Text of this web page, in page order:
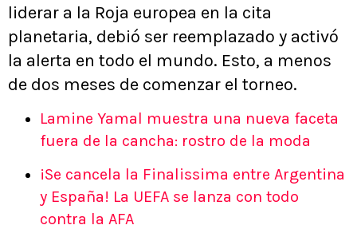
liderar a la Roja europea en la cita
planetaria, debió ser reemplazado y activó
la alerta en todo el mundo. Esto, a menos
de dos meses de comenzar el torneo.
Lamine Yamal muestra una nueva faceta
fuera de la cancha: rostro de la moda
¡Se cancela la Finalissima entre Argentina
y España! La UEFA se lanza con todo
contra la AFA